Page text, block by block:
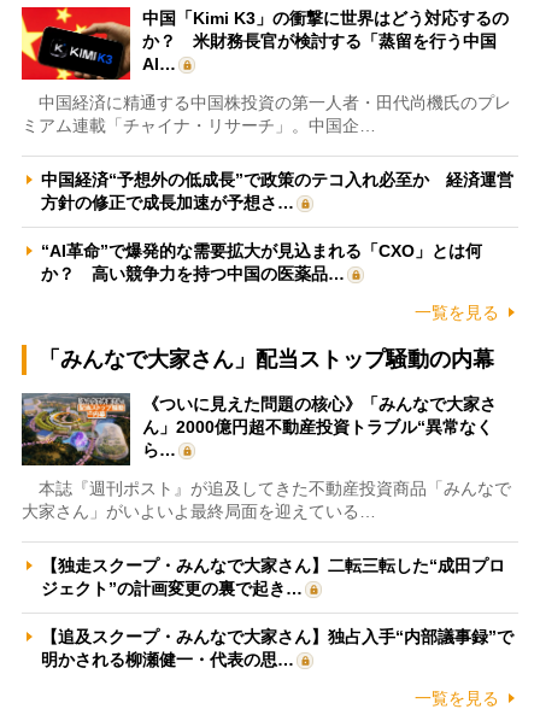
中国「Kimi K3」の衝撃に世界はどう対応するの
か？ 米財務長官が検討する「蒸留を行う中国
AI…
中国経済に精通する中国株投資の第一人者・田代尚機氏のプレ
ミアム連載「チャイナ・リサーチ」。中国企…
中国経済“予想外の低成長”で政策のテコ入れ必至か 経済運営
方針の修正で成長加速が予想さ…
“AI革命”で爆発的な需要拡大が見込まれる「CXO」とは何
か？ 高い競争力を持つ中国の医薬品…
一覧を見る
「みんなで大家さん」配当ストップ騒動の内幕
《ついに見えた問題の核心》「みんなで大家さ
ん」2000億円超不動産投資トラブル“異常なく
ら…
本誌『週刊ポスト』が追及してきた不動産投資商品「みんなで
大家さん」がいよいよ最終局面を迎えている…
【独走スクープ・みんなで大家さん】二転三転した“成田プロ
ジェクト”の計画変更の裏で起き…
【追及スクープ・みんなで大家さん】独占入手“内部議事録”で
明かされる柳瀬健一・代表の思…
一覧を見る